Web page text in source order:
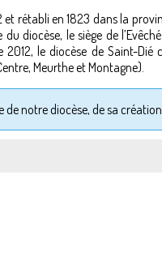
rétabli en 1823 dans la
diocèse, le siège de
le diocèse de Saint-
Meurthe et Montagne).
notre diocèse, de sa